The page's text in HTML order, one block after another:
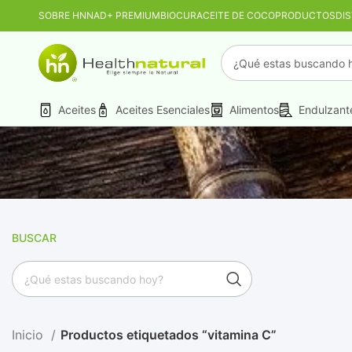
SOBRE HNNAD+ PREMIUMBIOCURACEITE DE COCOPRODUCTOS
Aceites Aceites Esenciales Alimentos
BUSCAR
Inicio Productos etiquetados “vitamina C”
PROMO